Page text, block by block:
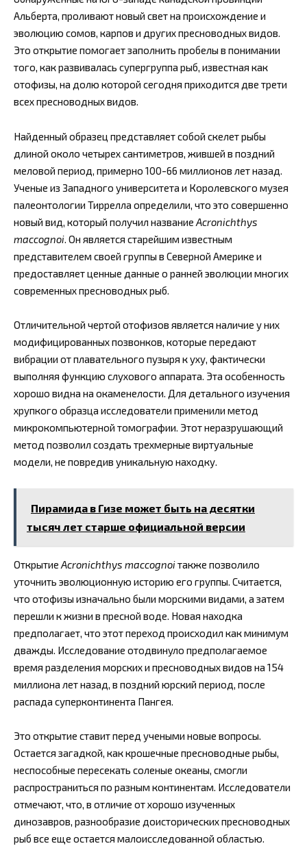
Альберта, проливают новый свет на происхождение и
эволюцию сомов, карпов и других пресноводных видов.
Это открытие помогает заполнить пробелы в понимании
того, как развивалась супергруппа рыб, известная как
отофизы, на долю которой сегодня приходится две трети
всех пресноводных видов.
Найденный образец представляет собой скелет рыбы
длиной около четырех сантиметров, жившей в поздний
меловой период, примерно 100-66 миллионов лет назад.
Ученые из Западного университета и Королевского музея
палеонтологии Тиррелла определили, что это совершенно
новый вид, который получил название Acronichthys
maccognoi. Он является старейшим известным
представителем своей группы в Северной Америке и
предоставляет ценные данные о ранней эволюции многих
современных пресноводных рыб.
Отличительной чертой отофизов является наличие у них
модифицированных позвонков, которые передают
вибрации от плавательного пузыря к уху, фактически
выполняя функцию слухового аппарата. Эта особенность
хорошо видна на окаменелости. Для детального изучения
хрупкого образца исследователи применили метод
микрокомпьютерной томографии. Этот неразрушающий
метод позволил создать трехмерные виртуальные
модели, не повредив уникальную находку.
Пирамида в Гизе может быть на десятки
тысяч лет старше официальной версии
Открытие Acronichthys maccognoiтакже позволило
уточнить эволюционную историю его группы. Считается,
что отофизы изначально были морскими видами, а затем
перешли к жизни в пресной воде. Новая находка
предполагает, что этот переход происходил как минимум
дважды. Исследование отодвинуло предполагаемое
время разделения морских и пресноводных видов на 154
миллиона лет назад, в поздний юрский период, после
распада суперконтинента Пангея.
Это открытие ставит перед учеными новые вопросы.
Остается загадкой, как крошечные пресноводные рыбы,
неспособные пересекать соленые океаны, смогли
распространиться по разным континентам. Исследователи
отмечают, что, в отличие от хорошо изученных
динозавров, разнообразие доисторических пресноводных
рыб все еще остается малоисследованной областью.